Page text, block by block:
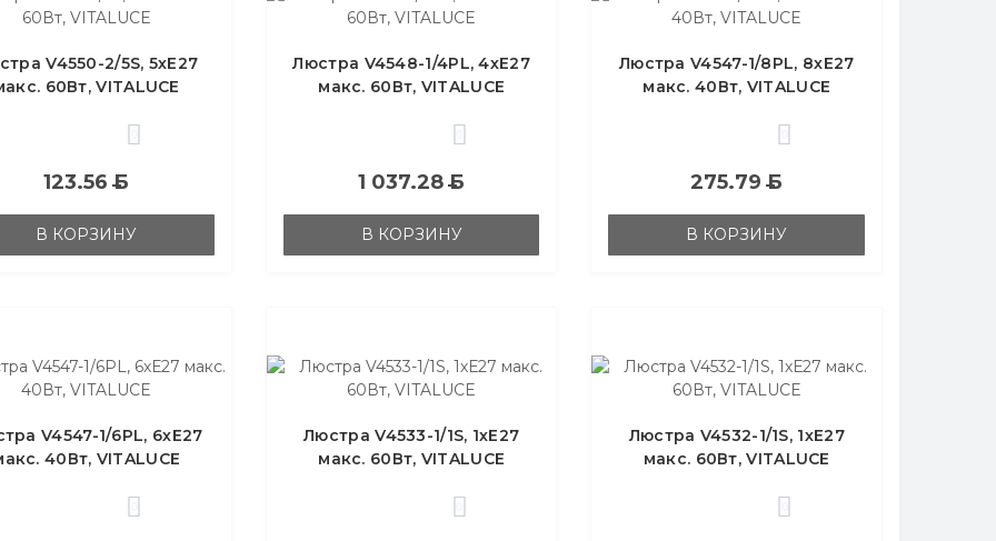
V4550-2/5S, 5хЕ27
60Вт, VITALUCE
123.56Б
В КОРЗИНУ
Люстра V4548-1/4PL, 4хЕ27
макс. 60Вт, VITALUCE
1 037.28Б
В КОРЗИНУ
Люстра V4547-1/8PL, 8хЕ27
макс. 40Вт, VITALUCE
275.79Б
В КОРЗИНУ
V4547-1/6PL, 6хЕ27
40Вт, VITALUCE
Люстра V4533-1/1S, 1хЕ27
макс. 60Вт, VITALUCE
Люстра V4532-1/1S, 1хЕ27
макс. 60Вт, VITALUCE